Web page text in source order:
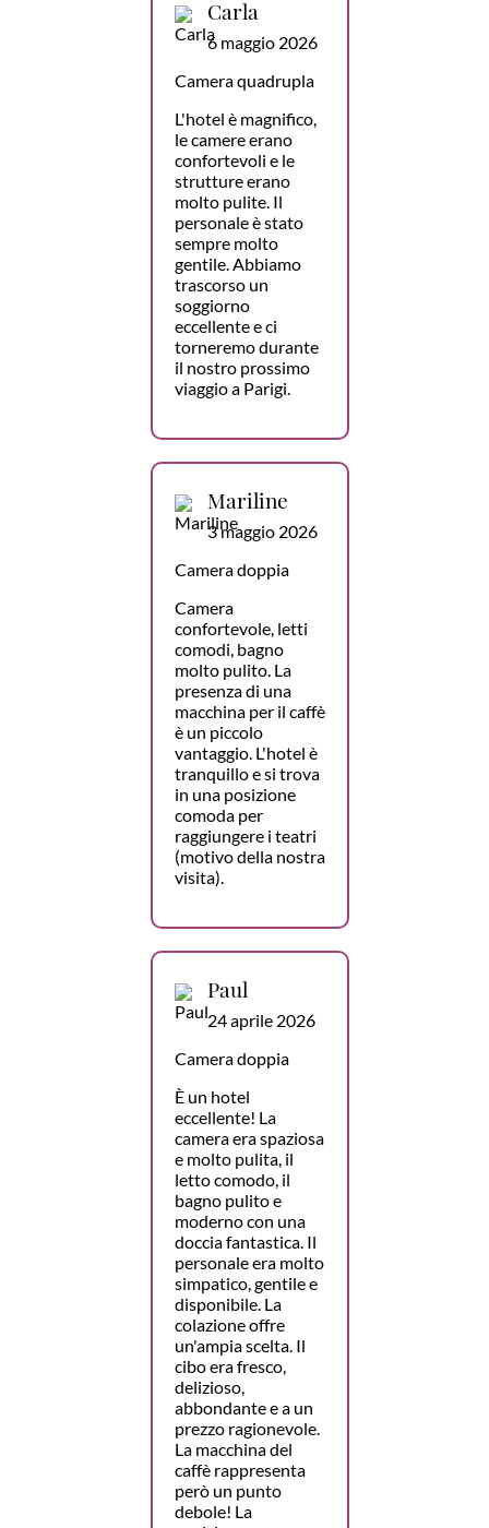
Carla
6 maggio 2026
Camera quadrupla
L'hotel è magnifico,
le camere erano
confortevoli e le
strutture erano
molto pulite. Il
personale è stato
sempre molto
gentile. Abbiamo
trascorso un
soggiorno
eccellente e ci
torneremo durante
il nostro prossimo
viaggio a Parigi.
Mariline
3 maggio 2026
Camera doppia
Camera
confortevole, letti
comodi, bagno
molto pulito. La
presenza di una
macchina per il caffè
è un piccolo
vantaggio. L'hotel è
tranquillo e si trova
in una posizione
comoda per
raggiungere i teatri
(motivo della nostra
visita).
Paul
24 aprile 2026
Camera doppia
È un hotel
eccellente! La
camera era spaziosa
e molto pulita, il
letto comodo, il
bagno pulito e
moderno con una
doccia fantastica. Il
personale era molto
simpatico, gentile e
disponibile. La
colazione offre
un'ampia scelta. Il
cibo era fresco,
delizioso,
abbondante e a un
prezzo ragionevole.
La macchina del
caffè rappresenta
però un punto
debole! La